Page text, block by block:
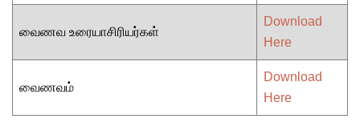
வைணவ உரையாசிரியர்கள்
Download
Here
வைணவம்
Download
Here